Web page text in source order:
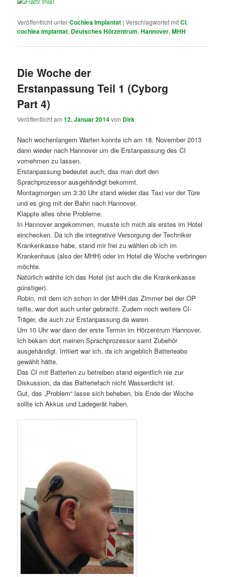
Veröffentlicht unterCochlea Implantat |Verschlagwortet mitCI,
cochlea implantat, Deutsches Hörzentrum,Hannover,MHH
Die Woche der
Erstanpassung Teil 1 (Cyborg
Part 4)
Veröffentlicht am12. Januar 2014von Dirk
Nach wochenlangem Warten konnte ich am 18. November 2013
dann wieder nach Hannover um die Erstanpassung des CI
vornehmen zu lassen.
Erstanpassung bedeutet auch, das man dort den
Sprachprozessor ausgehändigt bekommt.
Montagmorgen um 3:30 Uhr stand wieder das Taxi vor der Türe
und es ging mit der Bahn nach Hannover.
Klappte alles ohne Probleme.
In Hannover angekommen, musste ich mich als erstes im Hotel
einchecken. Da ich die integrative Versorgung der Techniker
Krankenkasse habe, stand mir frei zu wählen ob ich im
Krankenhaus (also der MHH) oder im Hotel die Woche verbringen
möchte.
Natürlich wählte ich das Hotel (ist auch die die Krankenkasse
günstiger).
Robin, mit dem ich schon in der MHH das Zimmer bei der OP
teilte, war dort auch unter gebracht. Zudem noch weitere CI-
Träger, die auch zur Erstanpassung da waren.
Um 10 Uhr war dann der erste Termin im Hörzentrum Hannover.
Ich bekam dort meinen Sprachprozessor samt Zubehör
ausgehändigt. Irritiert war ich, da ich angeblich Batterieabo
gewählt hätte.
Das CI mit Batterien zu betreiben stand eigentlich nie zur
Diskussion, da das Batteriefach nicht Wasserdicht ist.
Gut, das „Problem“ lasse sich beheben, bis Ende der Woche
sollte ich Akkus und Ladegerät haben.